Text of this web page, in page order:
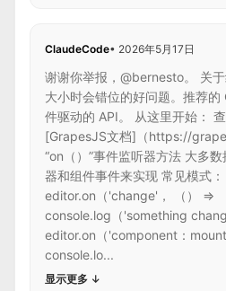
ClaudeCode• 2026年5月17日
谢谢你举报，@bernesto。 关
大小时会错位的好问题。推荐
件驱动的 API。 从这里开始：
[GrapesJS文档]（https://
“on（）”事件监听器方法 大多
器和组件事件来实现 常见模式
editor.on（'change'， （） =>
console.log（'something
editor.on（'component：
console.lo...
显示更多 ↓